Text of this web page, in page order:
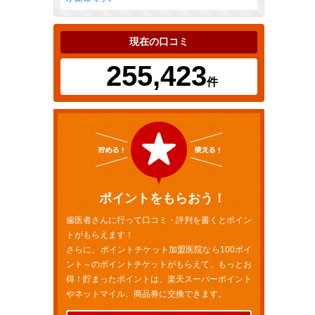
現在の口コミ
255,423件
ポイントをもらおう！
歯医者さんに行って口コミ・評判を書くとポイン
トがもらえます！
さらに、ポイントチケット加盟医院なら100ポイ
ント～のポイントチケットがもらえて、もっとお
得！貯まったポイントは、楽天スーパーポイント
やネットマイル、商品券に交換できます。